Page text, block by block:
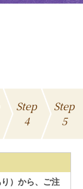
Step
4
Step
5
）から、ご注